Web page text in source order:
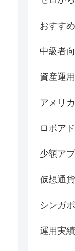
おすす
中級者
資産運用
アメリ
ロボアド
少額ア
仮想通貨
シンガ
運用実